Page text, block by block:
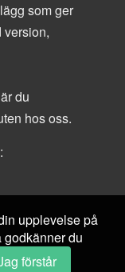
som ger
version,
du
hos oss.
upplevelse på
godkänner du
förstår